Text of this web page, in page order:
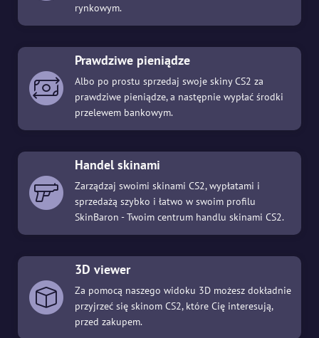
rynkowym.
Prawdziwe pieniądze
Albo po prostu sprzedaj swoje skiny CS2 za
prawdziwe pieniądze, a następnie wypłać środki
przelewem bankowym.
Handel skinami
Zarządzaj swoimi skinami CS2, wypłatami i
sprzedażą szybko i łatwo w swoim profilu
SkinBaron - Twoim centrum handlu skinami CS2.
3D viewer
Za pomocą naszego widoku 3D możesz dokładnie
przyjrzeć się skinom CS2, które Cię interesują,
przed zakupem.